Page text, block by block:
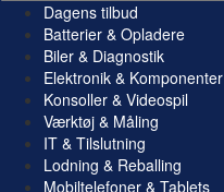
Dagens tilbud
Batterier & Opladere
Biler & Diagnostik
Elektronik & Komponenter
Konsoller & Videospil
Værktøj & Måling
IT & Tilslutning
Lodning & Reballing
Mobiltelefoner & Tablets